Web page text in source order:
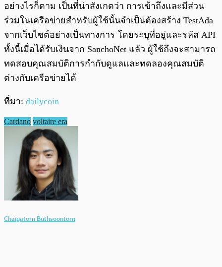
อย่างไรก็ตาม เป็นที่น่าสังเกตว่า การเข้าถึงและมีส่วน
ร่วมในเครือข่ายสำหรับผู้ใช้นั้นจำเป็นต้องสร้าง TestAda
จากเว็บไซต์อย่างเป็นทางการ โดยระบุที่อยู่และรหัส API
ทั้งนี้เมื่อได้รับเงินจาก SanchoNet แล้ว ผู้ใช้ถึงจะสามารถ
ทดสอบคุณสมบัติการกำกับดูแลและทดลองคุณสมบัติ
ต่างกับเครือข่ายได้
ที่มา: dailycoin
Cardano voltaire era
Chaiyatorn Buthsoontorn